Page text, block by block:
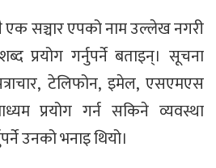
सञ्चार एपको नाम उल्लेख नगरी
प्रयोग गर्नुपर्ने बताइन्। सूचना
टेलिफोन, इमेल, एसएमएस
प्रयोग गर्न सकिने व्यवस्था
उनको भनाइ थियो।